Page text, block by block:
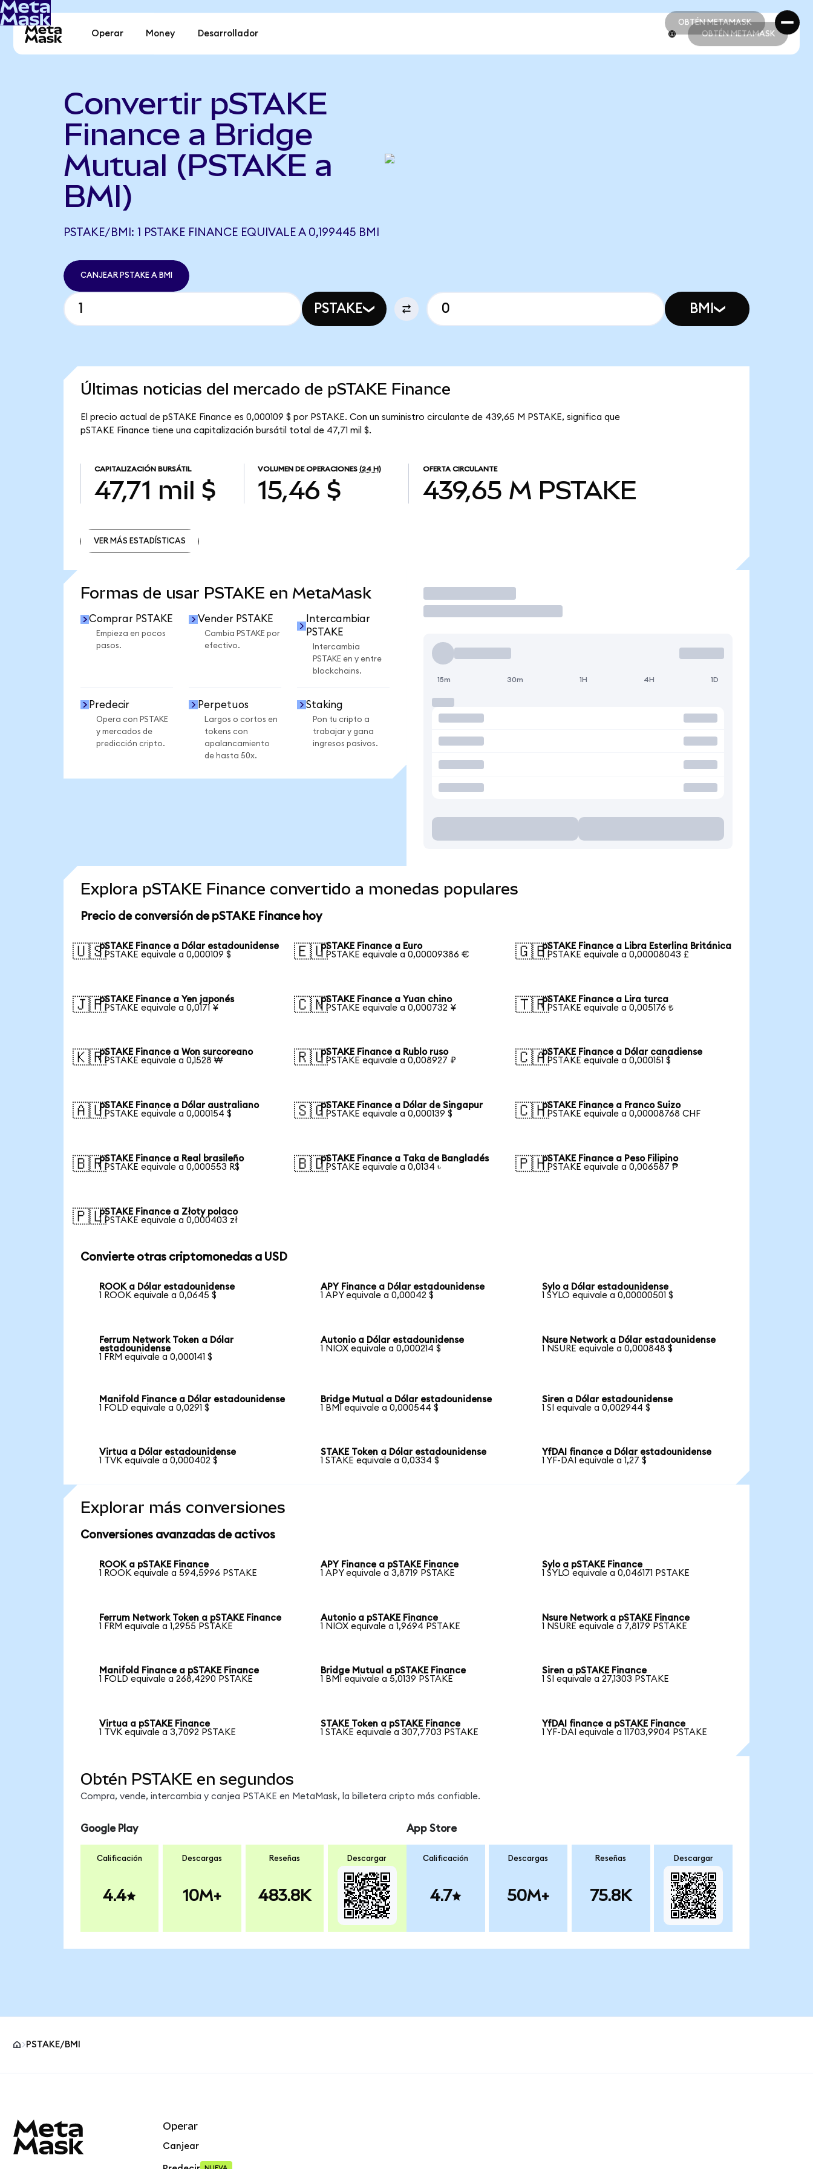
OBTÉN METAMASK
OBTÉN METAMASK
Operar Money Desarrollador OBTÉN METAMASK
Convertir pSTAKE
Finance a Bridge
Mutual (PSTAKE a
BMI)
PSTAKE/BMI: 1 PSTAKE FINANCE EQUIVALE A 0,199445 BMI
CANJEAR PSTAKE A BMI
PSTAKE BMI
Últimas noticias del mercado de pSTAKE Finance
El precio actual de pSTAKE Finance es 0,000109 $ por PSTAKE. Con un suministro circulante de 439,65 M PSTAKE, significa que
pSTAKE Finance tiene una capitalización bursátil total de 47,71 mil $.
CAPITALIZACIÓN BURSÁTIL
47,71 mil $
VOLUMEN DE OPERACIONES (24 H)
15,46 $
OFERTA CIRCULANTE
439,65 M PSTAKE
VER MÁS ESTADÍSTICAS
Formas de usar PSTAKE en MetaMask
Comprar PSTAKE
Empieza en pocos
pasos.
Vender PSTAKE
Cambia PSTAKE por
efectivo.
Intercambiar
PSTAKE
Intercambia
PSTAKE en y entre
blockchains.
Predecir
Opera con PSTAKE
y mercados de
predicción cripto.
Perpetuos
Largos o cortos en
tokens con
apalancamiento
de hasta 50x.
Staking
Pon tu cripto a
trabajar y gana
ingresos pasivos.
Operar
15m 30m 1H 4H 1D
Explora pSTAKE Finance convertido a monedas populares
Precio de conversión de pSTAKE Finance hoy
🇺🇸pSTAKE Finance a Dólar estadounidense
1 PSTAKE equivale a 0,000109 $
🇪🇺pSTAKE Finance a Euro
1 PSTAKE equivale a 0,00009386 €
🇬🇧pSTAKE Finance a Libra Esterlina Británica
1 PSTAKE equivale a 0,00008043 £
🇯🇵pSTAKE Finance a Yen japonés
1 PSTAKE equivale a 0,0171 ¥
🇨🇳pSTAKE Finance a Yuan chino
1 PSTAKE equivale a 0,000732 ¥
🇹🇷pSTAKE Finance a Lira turca
1 PSTAKE equivale a 0,005176 ₺
🇰🇷pSTAKE Finance a Won surcoreano
1 PSTAKE equivale a 0,1528 ₩
🇷🇺pSTAKE Finance a Rublo ruso
1 PSTAKE equivale a 0,008927 ₽
🇨🇦pSTAKE Finance a Dólar canadiense
1 PSTAKE equivale a 0,000151 $
🇦🇺pSTAKE Finance a Dólar australiano
1 PSTAKE equivale a 0,000154 $
🇸🇬pSTAKE Finance a Dólar de Singapur
1 PSTAKE equivale a 0,000139 $
🇨🇭pSTAKE Finance a Franco Suizo
1 PSTAKE equivale a 0,00008768 CHF
🇧🇷pSTAKE Finance a Real brasileño
1 PSTAKE equivale a 0,000553 R$
🇧🇩pSTAKE Finance a Taka de Bangladés
1 PSTAKE equivale a 0,0134 ৳
🇵🇭pSTAKE Finance a Peso Filipino
1 PSTAKE equivale a 0,006587 ₱
🇵🇱pSTAKE Finance a Złoty polaco
1 PSTAKE equivale a 0,000403 zł
Convierte otras criptomonedas a USD
ROOK a Dólar estadounidense
1 ROOK equivale a 0,0645 $
APY Finance a Dólar estadounidense
1 APY equivale a 0,00042 $
Sylo a Dólar estadounidense
1 SYLO equivale a 0,00000501 $
Ferrum Network Token a Dólar
estadounidense
1 FRM equivale a 0,000141 $
Autonio a Dólar estadounidense
1 NIOX equivale a 0,000214 $
Nsure Network a Dólar estadounidense
1 NSURE equivale a 0,000848 $
Manifold Finance a Dólar estadounidense
1 FOLD equivale a 0,0291 $
Bridge Mutual a Dólar estadounidense
1 BMI equivale a 0,000544 $
Siren a Dólar estadounidense
1 SI equivale a 0,002944 $
Virtua a Dólar estadounidense
1 TVK equivale a 0,000402 $
STAKE Token a Dólar estadounidense
1 STAKE equivale a 0,0334 $
YfDAI finance a Dólar estadounidense
1 YF-DAI equivale a 1,27 $
Explorar más conversiones
Conversiones avanzadas de activos
ROOK a pSTAKE Finance
1 ROOK equivale a 594,5996 PSTAKE
APY Finance a pSTAKE Finance
1 APY equivale a 3,8719 PSTAKE
Sylo a pSTAKE Finance
1 SYLO equivale a 0,046171 PSTAKE
Ferrum Network Token a pSTAKE Finance
1 FRM equivale a 1,2955 PSTAKE
Autonio a pSTAKE Finance
1 NIOX equivale a 1,9694 PSTAKE
Nsure Network a pSTAKE Finance
1 NSURE equivale a 7,8179 PSTAKE
Manifold Finance a pSTAKE Finance
1 FOLD equivale a 268,4290 PSTAKE
Bridge Mutual a pSTAKE Finance
1 BMI equivale a 5,0139 PSTAKE
Siren a pSTAKE Finance
1 SI equivale a 27,1303 PSTAKE
Virtua a pSTAKE Finance
1 TVK equivale a 3,7092 PSTAKE
STAKE Token a pSTAKE Finance
1 STAKE equivale a 307,7703 PSTAKE
YfDAI finance a pSTAKE Finance
1 YF-DAI equivale a 11703,9904 PSTAKE
Obtén PSTAKE en segundos
Compra, vende, intercambia y canjea PSTAKE en MetaMask, la billetera cripto más confiable.
Google Play
Calificación
4.4
Descargas
10M+
Reseñas
483.8K
Descargar
App Store
Calificación
4.7
Descargas
50M+
Reseñas
75.8K
Descargar
PSTAKE/BMI
Operar
Canjear